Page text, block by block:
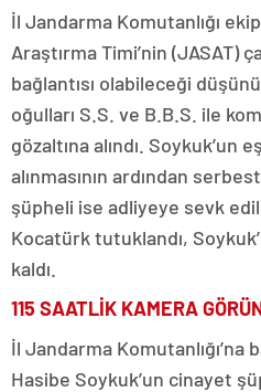
İl Jandarma Komutanlığı
Araştırma Timi’nin (JASAT)
bağlantısı olabileceği
oğulları S.S. ve B.B.S. ile
gözaltına alındı. Soykuk’un
alınmasının ardından
şüpheli ise adliyeye sevk
Kocatürk tutuklandı,
kaldı.
115 SAATLİK KAMERA
İl Jandarma Komutanlığı’na
Hasibe Soykuk’un cinayet